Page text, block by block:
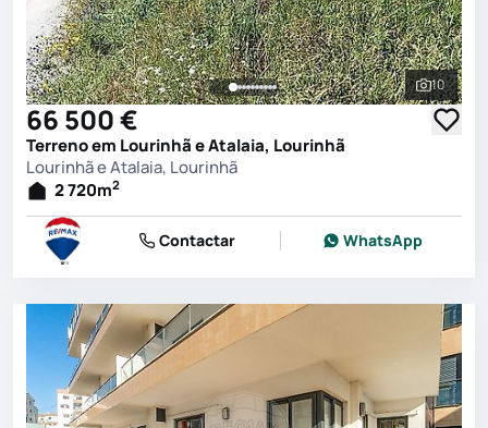
Ver
10
66 500 €
Terreno em Lourinhã e Atalaia, Lourinhã
Lourinhã e Atalaia, Lourinhã
2 720m2
Contactar WhatsApp